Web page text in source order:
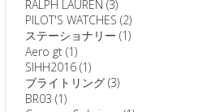
RALPH LAUREN (3)
PILOT'S WATCHES (2)
ステーショナリー (1)
Aero gt (1)
SIHH2016 (1)
ブライトリング (3)
BR03 (1)